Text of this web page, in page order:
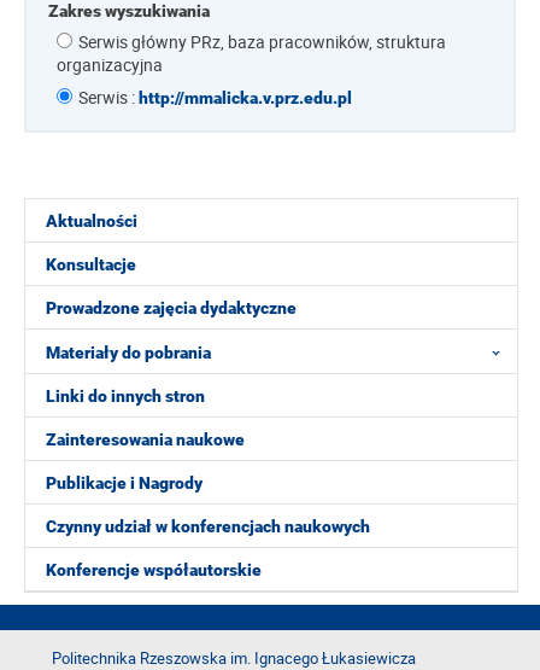
Aktualności
Konsultacje
Prowadzone zajęcia dydaktyczne
Materiały do pobrania
Linki do innych stron
Zainteresowania naukowe
Publikacje i Nagrody
Czynny udział w konferencjach naukowych
Konferencje współautorskie
Zakres wyszukiwania
Serwis główny PRz, baza pracowników, struktura
organizacyjna
Serwis : http://mmalicka.v.prz.edu.pl
Politechnika Rzeszowska im. Ignacego Łukasiewicza